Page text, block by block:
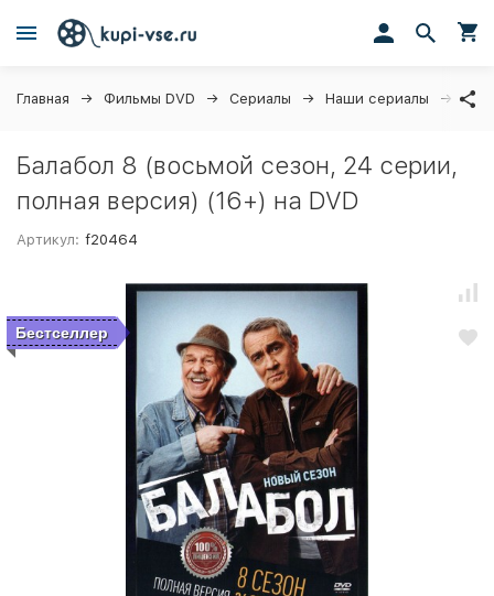
Главная Фильмы DVD Сериалы Наши сериалы
Балабол 8 (восьмой сезон, 24 серии,
полная версия) (16+) на DVD
Артикул: f20464
Бестселлер